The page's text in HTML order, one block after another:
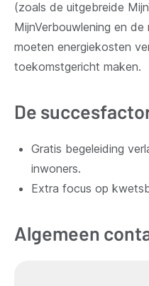
(zoals de uitgebreide
MijnVerbouwlening en
moeten energiekosten
toekomstgericht maken.
De
Gratis begeleiding
inwoners.
Extra focus op
Algemeen